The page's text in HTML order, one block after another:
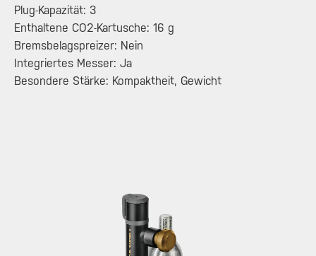
Plug-Kapazität: 3
Enthaltene CO2-Kartusche: 16 g
Bremsbelagspreizer: Nein
Integriertes Messer: Ja
Besondere Stärke: Kompaktheit, Gewicht